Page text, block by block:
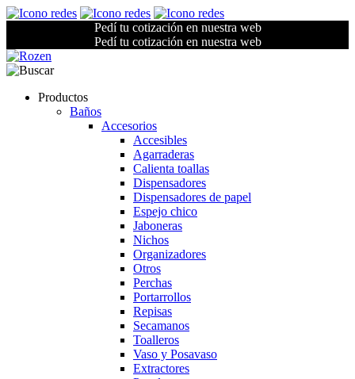
Pedí tu cotización en nuestra web
Pedí tu cotización en nuestra web
Productos
Baños
Accesorios
Accesibles
Agarraderas
Calienta toallas
Dispensadores
Dispensadores de papel
Espejo chico
Jaboneras
Nichos
Organizadores
Otros
Perchas
Portarrollos
Repisas
Secamanos
Toalleros
Vaso y Posavaso
Extractores